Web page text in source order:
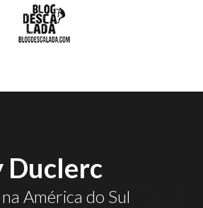
Duclerc
América do Sul